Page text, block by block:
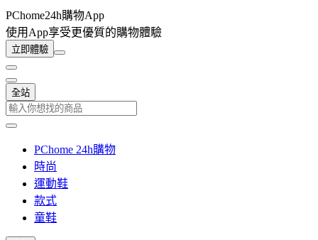
PChome24h購物App
使用App享受更優質的購物體驗
立即體驗
全站
PChome 24h購物
時尚
運動鞋
款式
童鞋